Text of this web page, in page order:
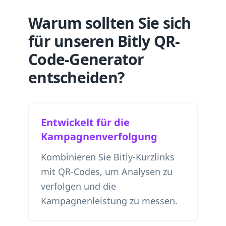
Warum sollten Sie sich
für unseren Bitly QR-
Code-Generator
entscheiden?
Entwickelt für die
Kampagnenverfolgung
Kombinieren Sie Bitly-Kurzlinks
mit QR-Codes, um Analysen zu
verfolgen und die
Kampagnenleistung zu messen.